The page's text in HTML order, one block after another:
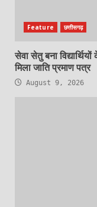
Feature छत्तीसगढ़
सेवा सेतु बना
मिला जाति प्रमाण पत्र
August 9, 2026